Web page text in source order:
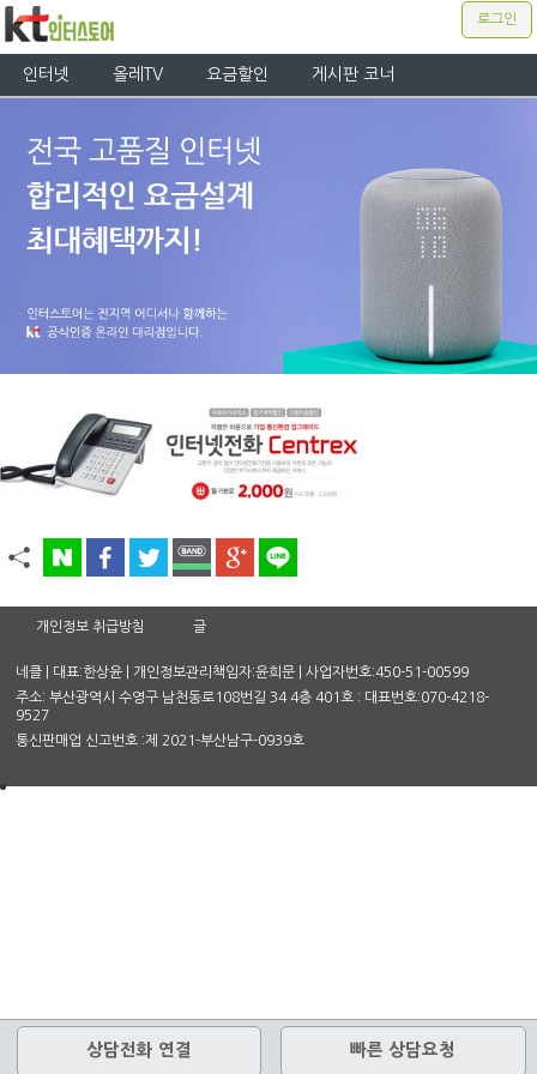
로그인
인터넷 올레TV 요금할인 게시판 코너
개인정보 취급방침 글
네클 | 대표:한상윤 | 개인정보관리책임자:윤희문 | 사업자번호:450-51-00599
주소: 부산광역시 수영구 남천동로108번길 34 4층 401호 : 대표번호:070-4218-
9527
통신판매업 신고번호 :제 2021-부산남구-0939호
상담전화 연결 빠른 상담요청